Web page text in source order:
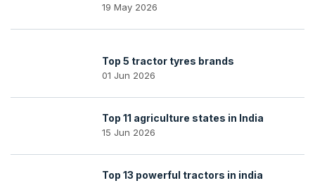
19 May 2026
Top 5 tractor tyres brands
01 Jun 2026
Top 11 agriculture states in India
15 Jun 2026
Top 13 powerful tractors in india